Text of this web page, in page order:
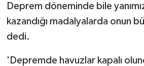
Deprem döneminde bile
kazandığı madalyalarda onun
dedi.
'Depremde havuzlar kapalı